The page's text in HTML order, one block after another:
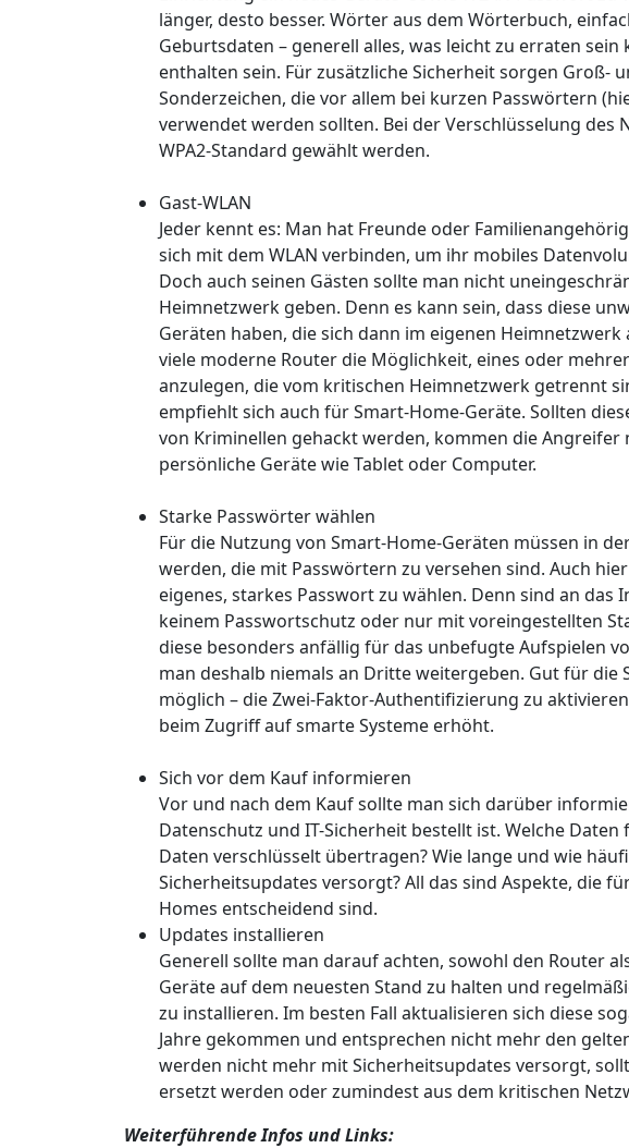
länger, desto besser. Wörter aus dem Wörterbuch,
Geburtsdaten – generell alles, was leicht zu erraten
enthalten sein. Für zusätzliche Sicherheit sorgen Groß-
Sonderzeichen, die vor allem bei kurzen Passwörtern
verwendet werden sollten. Bei der Verschlüsselung des
WPA2-Standard gewählt werden.
Gast-WLAN
Jeder kennt es: Man hat Freunde oder
sich mit dem WLAN verbinden, um ihr mobiles
Doch auch seinen Gästen sollte man nicht
Heimnetzwerk geben. Denn es kann sein, dass diese
Geräten haben, die sich dann im eigenen
viele moderne Router die Möglichkeit, eines oder
anzulegen, die vom kritischen Heimnetzwerk getrennt
empfiehlt sich auch für Smart-Home-Geräte. Sollten
von Kriminellen gehackt werden, kommen die
persönliche Geräte wie Tablet oder Computer.
Starke Passwörter wählen
Für die Nutzung von Smart-Home-Geräten müssen in
werden, die mit Passwörtern zu versehen sind. Auch
eigenes, starkes Passwort zu wählen. Denn sind an das
keinem Passwortschutz oder nur mit voreingestellten
diese besonders anfällig für das unbefugte Aufspielen
man deshalb niemals an Dritte weitergeben. Gut für die
möglich – die Zwei-Faktor-Authentifizierung zu
beim Zugriff auf smarte Systeme erhöht.
Sich vor dem Kauf informieren
Vor und nach dem Kauf sollte man sich darüber
Datenschutz und IT-Sicherheit bestellt ist. Welche
Daten verschlüsselt übertragen? Wie lange und wie
Sicherheitsupdates versorgt? All das sind Aspekte, die
Homes entscheidend sind.
Updates installieren
Generell sollte man darauf achten, sowohl den Router
Geräte auf dem neuesten Stand zu halten und
zu installieren. Im besten Fall aktualisieren sich diese
Jahre gekommen und entsprechen nicht mehr den
werden nicht mehr mit Sicherheitsupdates versorgt,
ersetzt werden oder zumindest aus dem kritischen
Weiterführende Infos und Links: